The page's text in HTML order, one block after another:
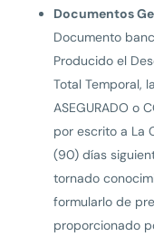
Documentos
Documento
Producido el
Total Temporal,
ASEGURADO o
por escrito a La
(90) días
tornado
formularlo de
proporcionado